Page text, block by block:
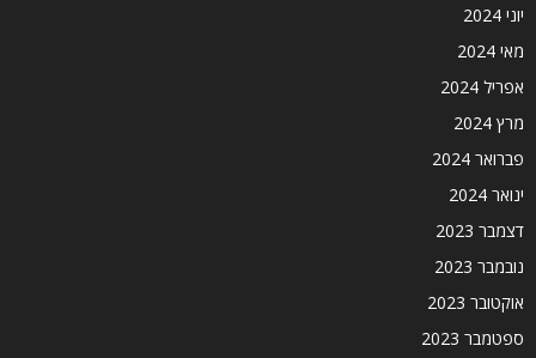
יוני 2024
מאי 2024
אפריל 2024
מרץ 2024
פברואר 2024
ינואר 2024
דצמבר 2023
נובמבר 2023
אוקטובר 2023
ספטמבר 2023